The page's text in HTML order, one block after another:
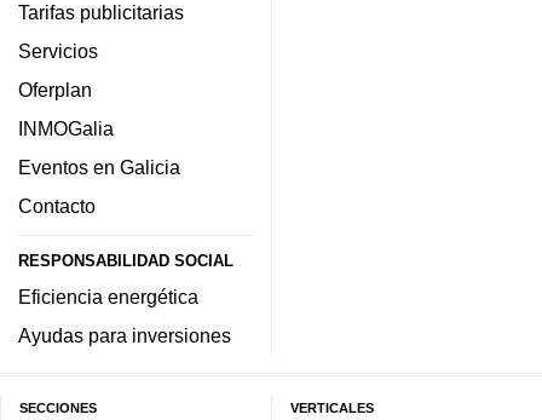
Tarifas publicitarias
Servicios
Oferplan
INMOGalia
Eventos en Galicia
Contacto
RESPONSABILIDAD SOCIAL
Eficiencia energética
Ayudas para inversiones
SECCIONES VERTICALES